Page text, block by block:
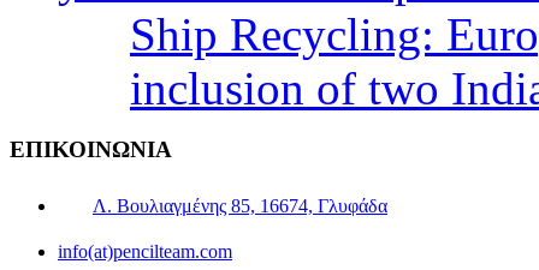
Ship Recycling:
inclusion of two
ΕΠΙΚΟΙΝΩΝΙΑ
Λ. Βουλιαγμένης 85, 16674, Γλυφάδα
info(at)pencilteam.com